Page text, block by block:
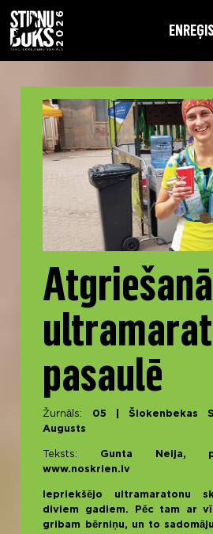
EN
pasaulē
Žurnāls:
05 | Šlokenbekas
Augusts
Teksts: Gunta Neija,
www.noskrien.lv
Iepriekšējo ultramaratonu
diviem gadiem. Pēc tam ar
gribam bērniņu, un to